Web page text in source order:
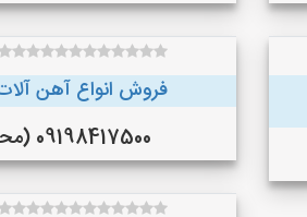
فروش انواع آهن
09198417500 (محمودآباد )